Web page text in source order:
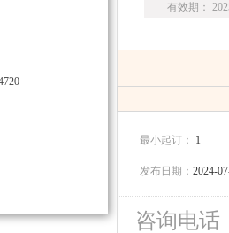
有效期：
最小起订： 1
发布日期： 2024-
咨询电话